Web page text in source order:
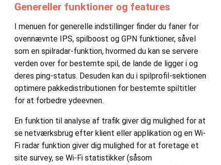
Genereller funktioner og features
I menuen for generelle indstillinger finder du faner for
ovennævnte IPS, spilboost og GPN funktioner, såvel
som en spilradar-funktion, hvormed du kan se servere
verden over for bestemte spil, de lande de ligger i og
deres ping-status. Desuden kan du i spilprofil-sektionen
optimere pakkedistributionen for bestemte spiltitler
for at forbedre ydeevnen.
En funktion til analyse af trafik giver dig mulighed for at
se netværksbrug efter klient eller applikation og en Wi-
Fi radar funktion giver dig mulighed for at foretage et
site survey, se Wi-Fi statistikker (såsom